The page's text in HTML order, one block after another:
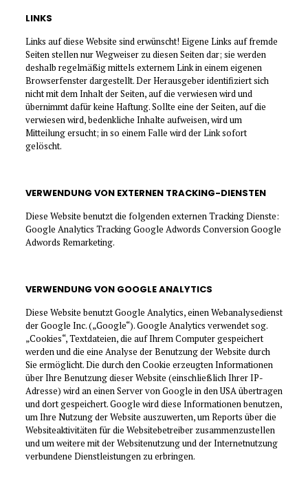
LINKS
Links auf diese Website sind erwünscht! Eigene Links auf fremde
Seiten stellen nur Wegweiser zu diesen Seiten dar; sie werden
deshalb regelmäßig mittels externem Link in einem eigenen
Browserfenster dargestellt. Der Herausgeber identifiziert sich
nicht mit dem Inhalt der Seiten, auf die verwiesen wird und
übernimmt dafür keine Haftung. Sollte eine der Seiten, auf die
verwiesen wird, bedenkliche Inhalte aufweisen, wird um
Mitteilung ersucht; in so einem Falle wird der Link sofort
gelöscht.
VERWENDUNG VON EXTERNEN TRACKING-DIENSTEN
Diese Website benutzt die folgenden externen Tracking Dienste:
Google Analytics Tracking Google Adwords Conversion Google
Adwords Remarketing.
VERWENDUNG VON GOOGLE ANALYTICS
Diese Website benutzt Google Analytics, einen Webanalysedienst
der Google Inc. („Google“). Google Analytics verwendet sog.
„Cookies“, Textdateien, die auf Ihrem Computer gespeichert
werden und die eine Analyse der Benutzung der Website durch
Sie ermöglicht. Die durch den Cookie erzeugten Informationen
über Ihre Benutzung dieser Website (einschließlich Ihrer IP-
Adresse) wird an einen Server von Google in den USA übertragen
und dort gespeichert. Google wird diese Informationen benutzen,
um Ihre Nutzung der Website auszuwerten, um Reports über die
Websiteaktivitäten für die Websitebetreiber zusammenzustellen
und um weitere mit der Websitenutzung und der Internetnutzung
verbundene Dienstleistungen zu erbringen.